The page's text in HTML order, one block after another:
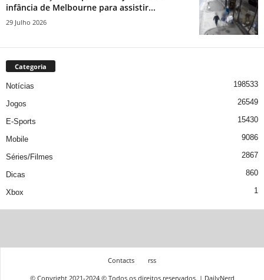
infância de Melbourne para assistir...
29 Julho 2026
Categoria
Notícias 198533
Jogos 26549
E-Sports 15430
Mobile 9086
Séries/Filmes 2867
Dicas 860
Xbox 1
Contacts
rss
© Copyright 2021-2024 © Todos os direitos reservados. | DailyNerd